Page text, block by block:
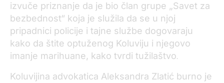
izvuče priznanje da je bio član grupe „Savet za
bezbednost“ koja je služila da se u njoj
pripadnici policije i tajne službe dogovaraju
kako da štite optuženog Koluviju i njegovo
imanje marihuane, kako tvrdi tužilaštvo.
Koluvijina advokatica Aleksandra Zlatić burno je